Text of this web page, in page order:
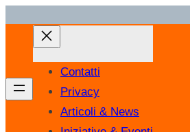
Contatti
Privacy
Articoli & News